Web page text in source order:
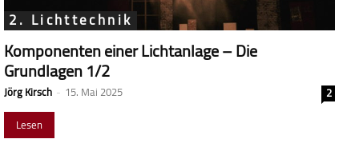
2. Lichttechnik
Komponenten einer Lichtanlage – Die
Grundlagen 1/2
Jörg Kirsch - 15. Mai 2025
2
Lesen